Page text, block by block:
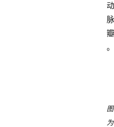
动
脉
瓣
。
图
为